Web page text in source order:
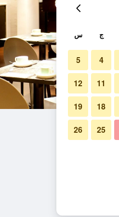
ج س
4
5
11
12
18
19
25
26